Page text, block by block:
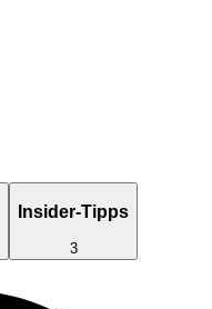
Insider-Tipps
3